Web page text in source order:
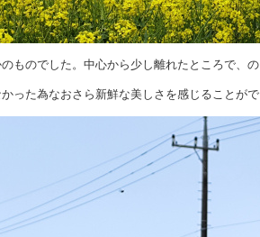
ものでした。中心から少し離れたところで、
った為なおさら新鮮な美しさを感じることがで